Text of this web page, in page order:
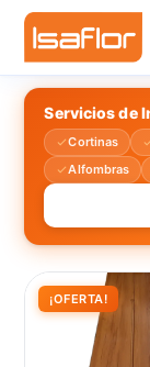
Servicios de
Cortinas
Alfombras
¡OFERTA!